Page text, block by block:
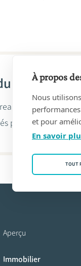
29/07/1958
GYSELINCK,
par
Jean-Didier
Aperçu
Immobilier
À propos
Nous
et pour
En savoir
TOUT